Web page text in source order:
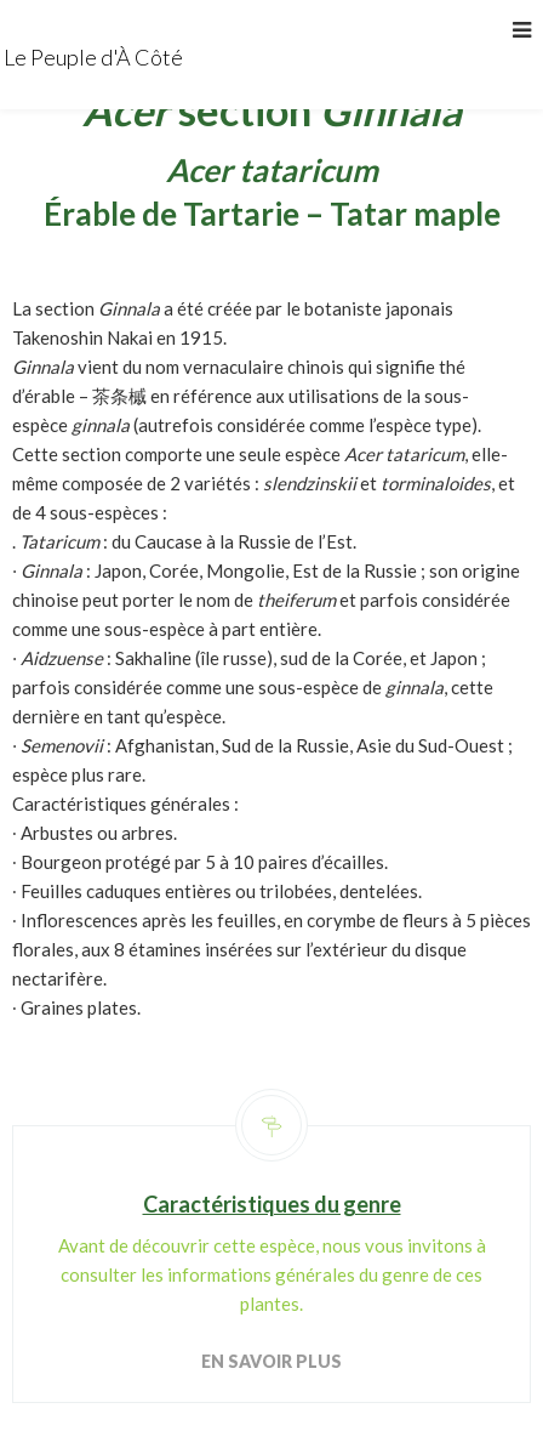
Acersection Ginnala
Acer tataricum
Érable de Tartarie – Tatar maple
La section Ginnalaa été créée par le botaniste japonais
Takenoshin Nakai en 1915.
Ginnalavient du nom vernaculaire chinois qui signifie thé
d’érable – 茶条槭 en référence aux utilisations de la sous-
espèce ginnala(autrefois considérée comme l’espèce type).
Cette section comporte une seule espèce Acer tataricum, elle-
même composée de 2 variétés : slendzinskiiet torminaloides, et
de 4 sous-espèces :
. Tataricum: du Caucase à la Russie de l’Est.
∙ Ginnala : Japon, Corée, Mongolie, Est de la Russie ; son origine
chinoise peut porter le nom de theiferumet parfois considérée
comme une sous-espèce à part entière.
∙ Aidzuense: Sakhaline (île russe), sud de la Corée, et Japon ;
parfois considérée comme une sous-espèce de ginnala, cette
dernière en tant qu’espèce.
∙ Semenovii: Afghanistan, Sud de la Russie, Asie du Sud-Ouest ;
espèce plus rare.
Caractéristiques générales :
∙ Arbustes ou arbres.
∙ Bourgeon protégé par 5 à 10 paires d’écailles.
∙ Feuilles caduques entières ou trilobées, dentelées.
∙ Inflorescences après les feuilles, en corymbe de fleurs à 5 pièces
florales, aux 8 étamines insérées sur l’extérieur du disque
nectarifère.
∙ Graines plates.
Caractéristiques du genre
Avant de découvrir cette espèce, nous vous invitons à
consulter les informations générales du genre de ces
plantes.
EN SAVOIR PLUS
Le Peuple d'À Côté